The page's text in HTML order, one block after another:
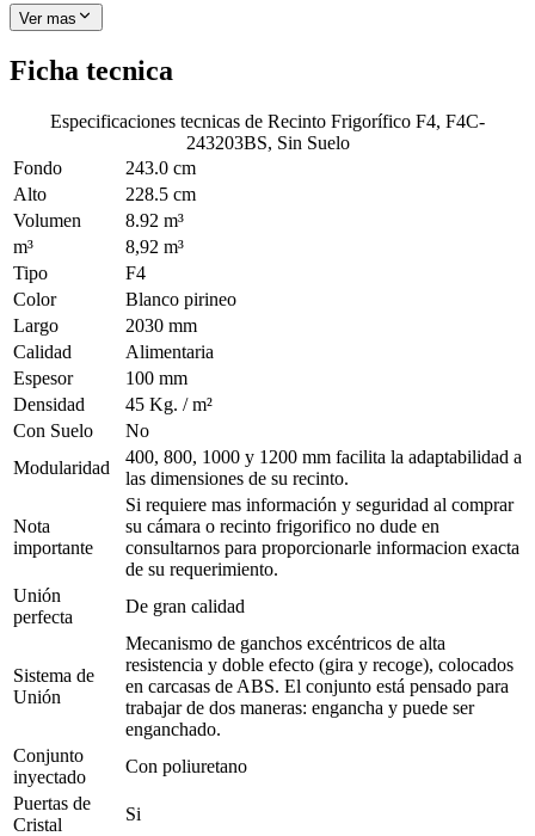
Ver mas
Ficha tecnica
Especificaciones tecnicas de Recinto Frigorífico F4, F4C-
243203BS, Sin Suelo
Fondo
243.0 cm
Alto
228.5 cm
Volumen
8.92 m³
m³
8,92 m³
Tipo
F4
Color
Blanco pirineo
Largo
2030 mm
Calidad
Alimentaria
Espesor
100 mm
Densidad
45 Kg. / m²
Con Suelo
No
Modularidad
400, 800, 1000 y 1200 mm facilita la adaptabilidad a
las dimensiones de su recinto.
Nota
importante
Si requiere mas información y seguridad al comprar
su cámara o recinto frigorifico no dude en
consultarnos para proporcionarle informacion exacta
de su requerimiento.
Unión
perfecta
De gran calidad
Sistema de
Unión
Mecanismo de ganchos excéntricos de alta
resistencia y doble efecto (gira y recoge), colocados
en carcasas de ABS. El conjunto está pensado para
trabajar de dos maneras: engancha y puede ser
enganchado.
Conjunto
inyectado
Con poliuretano
Puertas de
Cristal
Si